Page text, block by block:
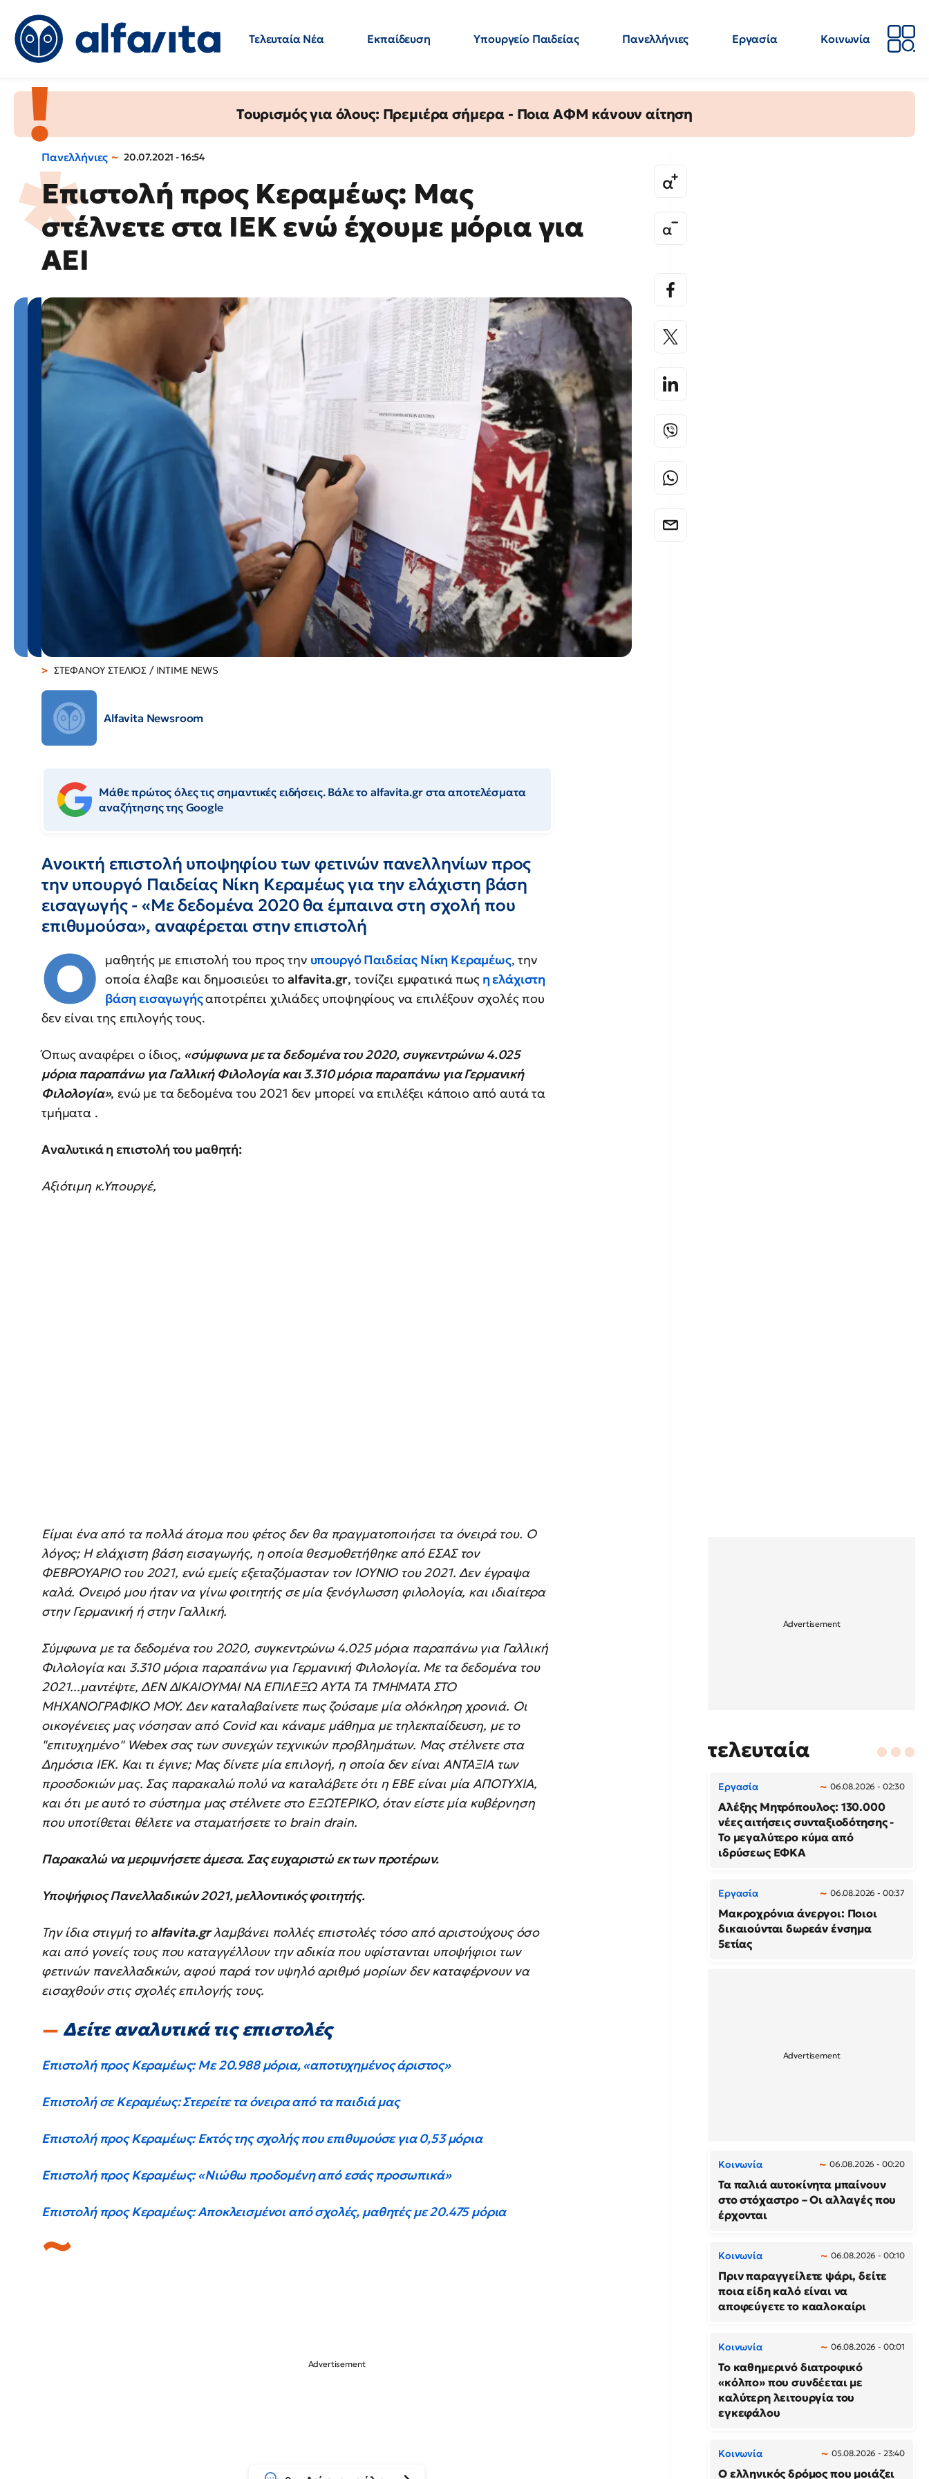
Τελευταία Νέα Εκπαίδευση Υπουργείο Παιδείας Πανελλήνιες Εργασία
Κοινωνία
Τουρισμός για όλους: Πρεμιέρα σήμερα - Ποια ΑΦΜ κάνουν αίτηση
Πανελλήνιες 20.07.2021 - 16:54
Επιστολή προς Κεραμέως: Μας
στέλνετε στα ΙΕΚ ενώ έχουμε μόρια για
ΑΕΙ
ΣΤΕΦΑΝΟΥ ΣΤΕΛΙΟΣ / INTIME NEWS
Alfavita Newsroom
Μάθε πρώτος όλες τις σημαντικές ειδήσεις. Βάλε το alfavita.gr στα αποτελέσματα
αναζήτησης της Google
Aνοικτή επιστολή υποψηφίου των φετινών πανελληνίων προς
την υπουργό Παιδείας Νίκη Κεραμέως για την ελάχιστη βάση
εισαγωγής - «Με δεδομένα 2020 θα έμπαινα στη σχολή που
επιθυμούσα», αναφέρεται στην επιστολή
Ο μαθητής με επιστολή του προς την υπουργό Παιδείας Νίκη Κεραμέως, την
οποία έλαβε και δημοσιεύει το alfavita.gr, τονίζει εμφατικά πωςη ελάχιστη
βάση εισαγωγήςαποτρέπει χιλιάδες υποψηφίους να επιλέξουν σχολές που
δεν είναι της επιλογής τους.
Όπως αναφέρει ο ίδιος, «σύμφωνα με τα δεδομένα του 2020, συγκεντρώνω 4.025
μόρια παραπάνω για Γαλλική Φιλολογία και 3.310 μόρια παραπάνω για Γερμανική
Φιλολογία», ενώ με τα δεδομένα του 2021 δεν μπορεί να επιλέξει κάποιο από αυτά τα
τμήματα .
Αναλυτικά η επιστολή του μαθητή:
Αξιότιμη κ.Υπουργέ,
Είμαι ένα από τα πολλά άτομα που φέτος δεν θα πραγματοποιήσει τα όνειρά του. Ο
λόγος; Η ελάχιστη βάση εισαγωγής, η οποία θεσμοθετήθηκε από ΕΣΑΣ τον
ΦΕΒΡΟΥΑΡΙΟ του 2021, ενώ εμείς εξεταζόμασταν τον ΙΟΥΝΙΟ του 2021. Δεν έγραψα
καλά. Ονειρό μου ήταν να γίνω φοιτητής σε μία ξενόγλωσση φιλολογία, και ιδιαίτερα
στην Γερμανική ή στην Γαλλική.
Σύμφωνα με τα δεδομένα του 2020, συγκεντρώνω 4.025 μόρια παραπάνω για Γαλλική
Φιλολογία και 3.310 μόρια παραπάνω για Γερμανική Φιλολογία. Με τα δεδομένα του
2021...μαντέψτε, ΔΕΝ ΔΙΚΑΙΟΥΜΑΙ ΝΑ ΕΠΙΛΕΞΩ ΑΥΤΑ ΤΑ ΤΜΗΜΑΤΑ ΣΤΟ
ΜΗΧΑΝΟΓΡΑΦΙΚΟ ΜΟΥ. Δεν καταλαβαίνετε πως ζούσαμε μία ολόκληρη χρονιά. Οι
οικογένειες μας νόσησαν από Covid και κάναμε μάθημα με τηλεκπαίδευση, με το
"επιτυχημένο" Webex σας των συνεχών τεχνικών προβλημάτων. Μας στέλνετε στα
Δημόσια ΙΕΚ. Και τι έγινε; Μας δίνετε μία επιλογή, η οποία δεν είναι ΑΝΤΑΞΙΑ των
προσδοκιών μας. Σας παρακαλώ πολύ να καταλάβετε ότι η ΕΒΕ είναι μία ΑΠΟΤΥΧΙΑ,
και ότι με αυτό το σύστημα μας στέλνετε στο ΕΞΩΤΕΡΙΚΟ, όταν είστε μία κυβέρνηση
που υποτίθεται θέλετε να σταματήσετε το brain drain.
Παρακαλώ να μεριμνήσετε άμεσα. Σας ευχαριστώ εκ των προτέρων.
Υποψήφιος Πανελλαδικών 2021, μελλοντικός φοιτητής.
Την ίδια στιγμή το alfavita.grλαμβάνει πολλές επιστολές τόσο από αριστούχους όσο
και από γονείς τους που καταγγέλλουν την αδικία που υφίστανται υποψήφιοι των
φετινών πανελλαδικών, αφού παρά τον υψηλό αριθμό μορίων δεν καταφέρνουν να
εισαχθούν στις σχολές επιλογής τους.
Δείτε αναλυτικά τις επιστολές
Επιστολή προς Κεραμέως: Με 20.988 μόρια, «αποτυχημένος άριστος»
Επιστολή σε Κεραμέως: Στερείτε τα όνειρα από τα παιδιά μας
Επιστολή προς Κεραμέως: Εκτός της σχολής που επιθυμούσε για 0,53 μόρια
Επιστολή προς Κεραμέως: «Νιώθω προδομένη από εσάς προσωπικά»
Επιστολή προς Κεραμέως: Αποκλεισμένοι από σχολές, μαθητές με 20.475 μόρια
τελευταία
Εργασία 06.08.2026 - 02:30
Αλέξης Μητρόπουλος: 130.000
νέες αιτήσεις συνταξιοδότησης -
Το μεγαλύτερο κύμα από
ιδρύσεως ΕΦΚΑ
Εργασία 06.08.2026 - 00:37
Μακροχρόνια άνεργοι: Ποιοι
δικαιούνται δωρεάν ένσημα
5ετίας
Κοινωνία 06.08.2026 - 00:20
Τα παλιά αυτοκίνητα μπαίνουν
στο στόχαστρο – Οι αλλαγές που
έρχονται
Κοινωνία 06.08.2026 - 00:10
Πριν παραγγείλετε ψάρι, δείτε
ποια είδη καλό είναι να
αποφεύγετε το κααλοκαίρι
Κοινωνία 06.08.2026 - 00:01
Το καθημερινό διατροφικό
«κόλπο» που συνδέεται με
καλύτερη λειτουργία του
εγκεφάλου
Κοινωνία 05.08.2026 - 23:40
Ο ελληνικός δρόμος που μοιάζει